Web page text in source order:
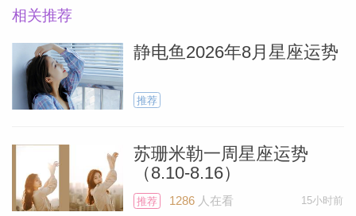
你感到焦躁不安，不妨冒险去做一些改变你
感。你可能会在健康行业遇到鼓舞人心的
人，他们的建议会让你打破根深蒂固的习
惯，甚至让你意识到它们的存在。你现在正
处于寻求新疗法或新疗法的绝佳位置，越创
新越好。
相关推荐
静电鱼2026年8月星座运势
推荐
苏珊米勒一周星座运势
（8.10-8.16）
推荐 1286人在看 15小时前